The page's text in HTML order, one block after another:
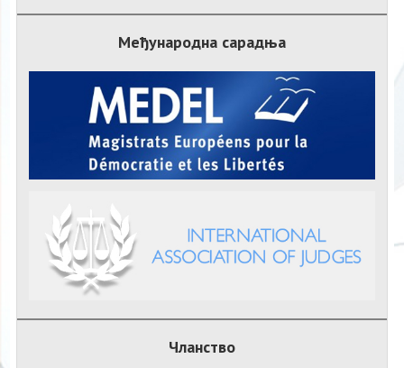
Међународна сарадња
Чланство